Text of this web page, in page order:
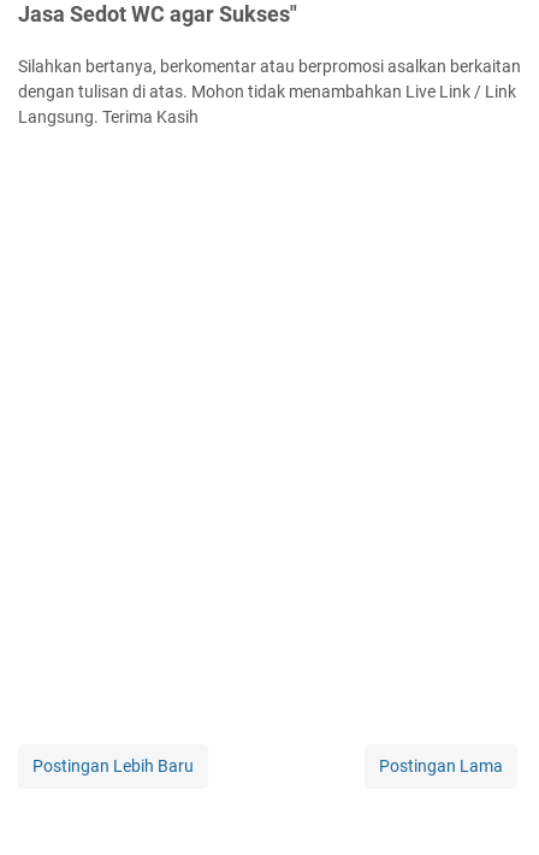
Jasa Sedot WC agar Sukses"
Silahkan bertanya, berkomentar atau berpromosi asalkan berkaitan
dengan tulisan di atas. Mohon tidak menambahkan Live Link / Link
Langsung. Terima Kasih
Postingan Lebih Baru Postingan Lama